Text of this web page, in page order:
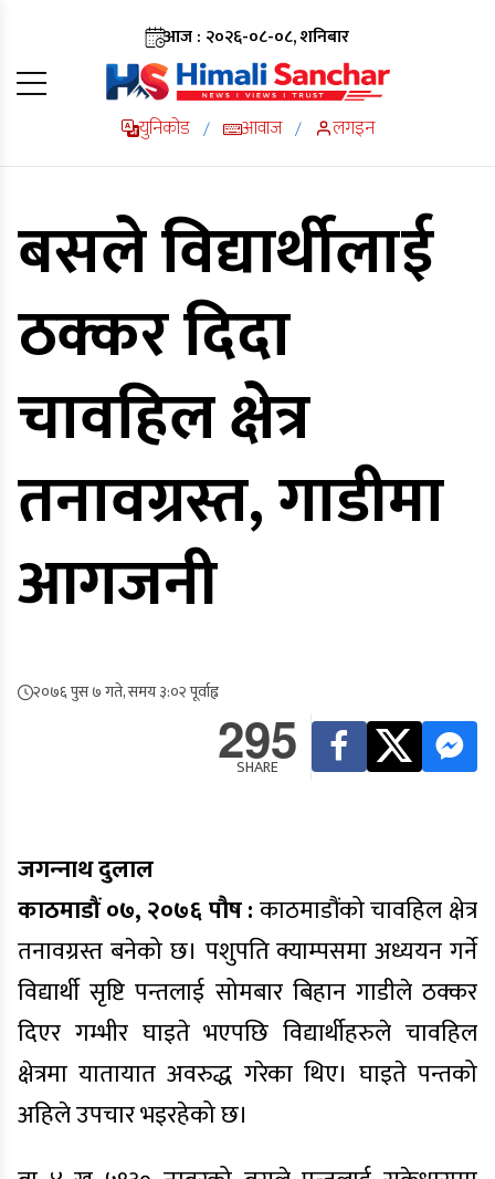
आज : २०२६-०८-०८, शनिबार
युनिकोड / आवाज / लगइन
बसले विद्यार्थीलाई
ठक्कर दिदा
चावहिल क्षेत्र
तनावग्रस्त, गाडीमा
आगजनी
२०७६ पुस ७ गते, समय ३:०२ पूर्वाह्न
295
SHARE
जगन्‍नाथ दुलाल
काठमाडौं ०७, २०७६ पौष :काठमाडौंको चावहिल क्षेत्र
तनावग्रस्त बनेको छ। पशुपति क्याम्पसमा अध्ययन गर्ने
विद्यार्थी सृष्टि पन्तलाई सोमबार बिहान गाडीले ठक्कर
दिएर गम्भीर घाइते भएपछि विद्यार्थीहरुले चावहिल
क्षेत्रमा यातायात अवरुद्ध गरेका थिए। घाइते पन्तको
अहिले उपचार भइरहेको छ।